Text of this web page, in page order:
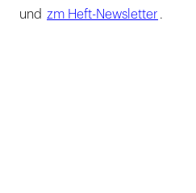
und zm Heft-Newsletter .